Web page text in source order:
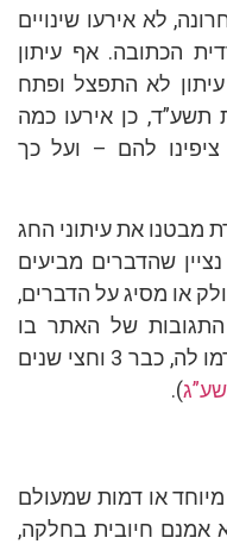
לא אירעו שינויים
הכתובה. אף עיתון
לא התפצל ופתח
תשע”ד, כן אירעו כמה
להם – ועל כך
מבטנו את עיתוני החג
שהדברים מביעים
או מסיג על הדברים,
של האתר בו
מתאכסנת הביקורת הזו וה-6 שקדמו לה, כבר 3 וחצי שנים
).
או דמות שמעולם
אמנם חיובית בחלקה,